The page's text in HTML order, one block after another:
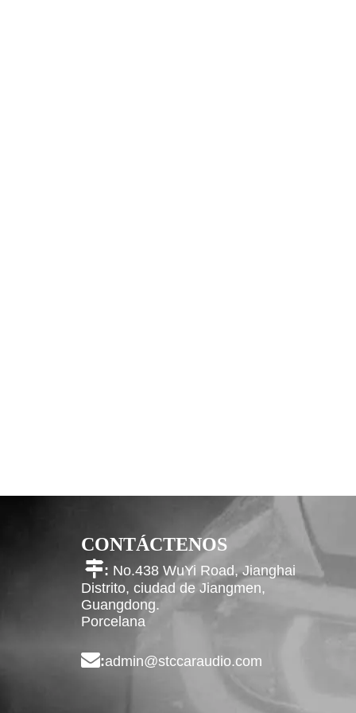
CONTÁCTENOS
: No.438 WuYi Road, Jianghai
Distrito, ciudad de Jiangmen,
Guangdong.
Porcelana
:admin@stccaraudio.com